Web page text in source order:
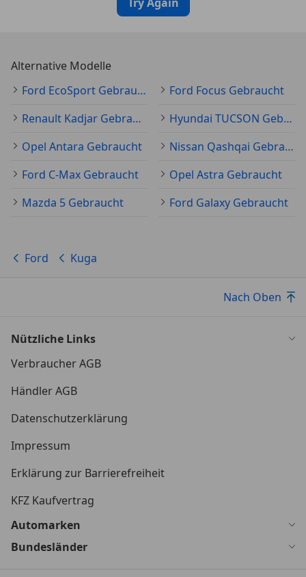
Alternative Modelle
Ford EcoSport Gebraucht
Ford Focus Gebraucht
Renault Kadjar Gebraucht
Hyundai TUCSON Gebraucht
Opel Antara Gebraucht
Nissan Qashqai Gebraucht
Ford C-Max Gebraucht
Opel Astra Gebraucht
Mazda 5 Gebraucht
Ford Galaxy Gebraucht
Ford Kuga
Nach Oben
Nützliche Links
Verbraucher AGB
Händler AGB
Datenschutzerklärung
Impressum
Erklärung zur Barrierefreiheit
KFZ Kaufvertrag
Automarken
Bundesländer